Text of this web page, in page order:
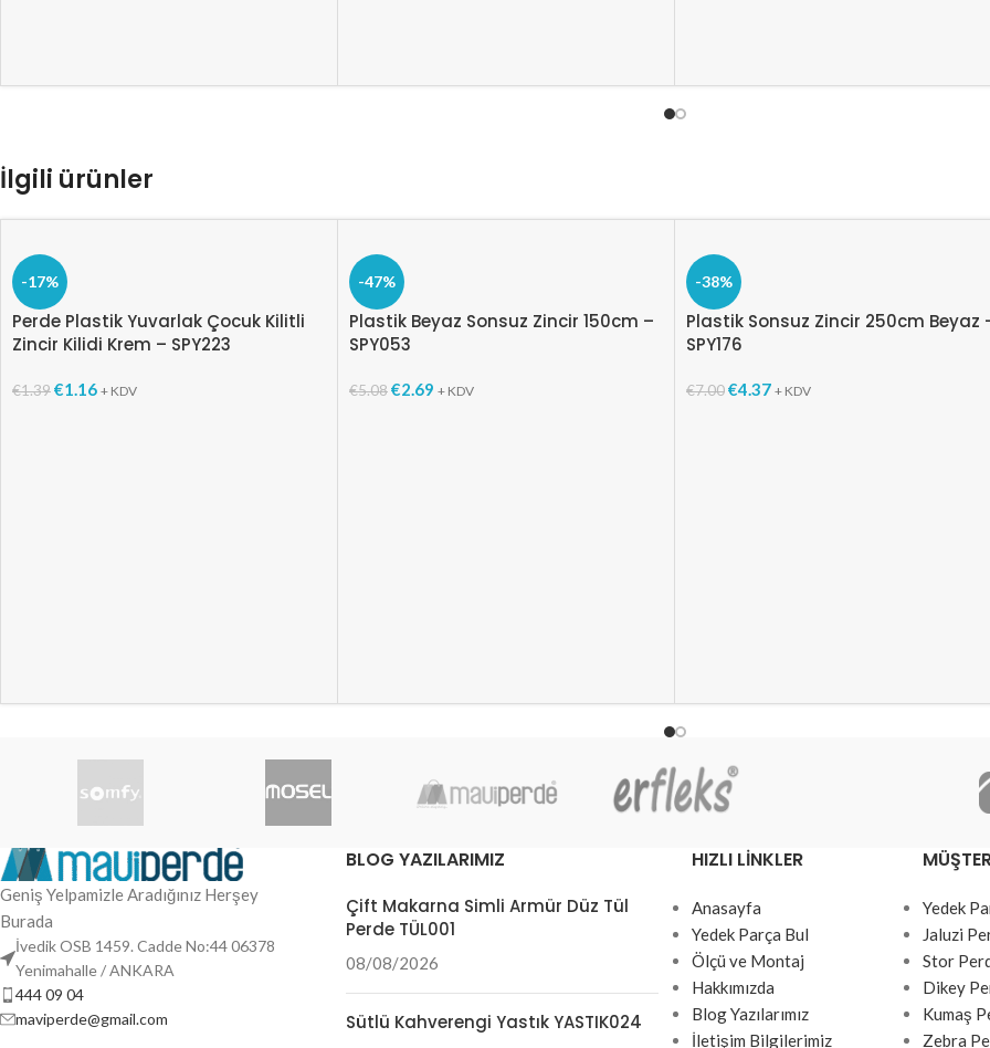
İlgili ürünler
-17%
Perde Plastik Yuvarlak Çocuk Kilitli
Zincir Kilidi Krem – SPY223
€1.39€1.16 + KDV
-47%
Plastik Beyaz Sonsuz Zincir 150cm –
SPY053
€5.08€2.69 + KDV
-38%
Plastik Sonsuz Zincir 250cm Beyaz
SPY176
€7.00€4.37 + KDV
Geniş Yelpamizle Aradığınız Herşey
Burada
İvedik OSB 1459. Cadde No:44 06378
Yenimahalle / ANKARA
444 09 04
maviperde@gmail.com
BLOG YAZILARIMIZ
Çift Makarna Simli Armür Düz Tül
Perde TÜL001
08/08/2026
Sütlü Kahverengi Yastık YASTIK024
HIZLI LINKLER
Anasayfa
Yedek Parça Bul
Ölçü ve Montaj
Hakkımızda
Blog Yazılarımız
İletişim Bilgilerimiz
Yedek
Jaluzi
Stor
Dikey
Kumaş
Zebra